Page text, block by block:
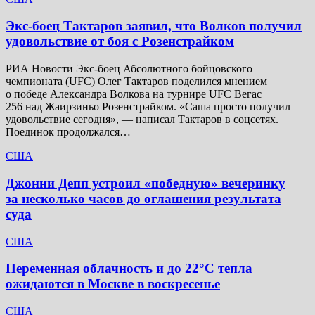
Экс-боец Тактаров заявил, что Волков получил
удовольствие от боя с Розенстрайком
РИА Новости Экс-боец Абсолютного бойцовского
чемпионата (UFC) Олег Тактаров поделился мнением
о победе Александра Волкова на турнире UFC Вегас
256 над Жаирзиньо Розенстрайком. «Саша просто получил
удовольствие сегодня», — написал Тактаров в соцсетях.
Поединок продолжался…
США
Джонни Депп устроил «победную» вечеринку
за несколько часов до оглашения результата
суда
США
Переменная облачность и до 22°C тепла
ожидаются в Москве в воскресенье
США